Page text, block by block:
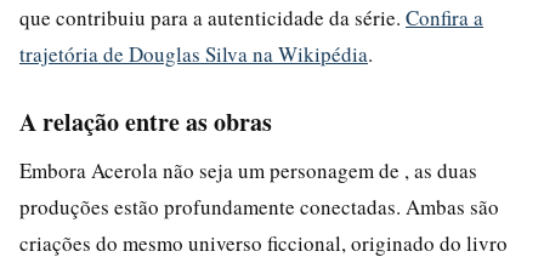
que contribuiu para a autenticidade da série. Confira a
trajetória de Douglas Silva na Wikipédia.
A relação entre as obras
Embora Acerola não seja um personagem de , as duas
produções estão profundamente conectadas. Ambas são
criações do mesmo universo ficcional, originado do livro